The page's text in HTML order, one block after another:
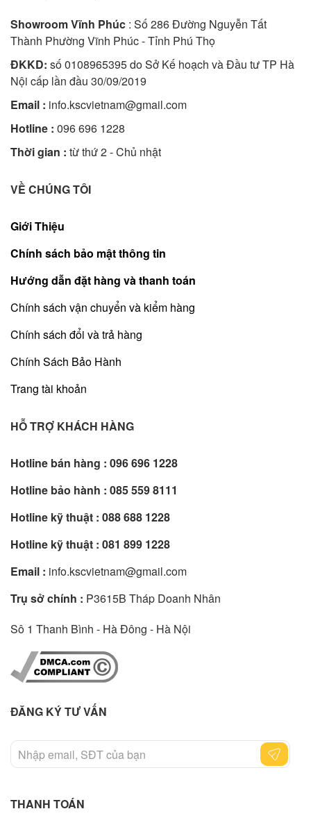
Showroom Vĩnh Phúc : Số 286 Đường Nguyễn Tất
Thành Phường Vĩnh Phúc - Tỉnh Phú Thọ
ĐKKD: số 0108965395 do Sở Kế hoạch và Đầu tư TP Hà
Nội cấp lần đầu 30/09/2019
Email : info.kscvietnam@gmail.com
Hotline : 096 696 1228
Thời gian : từ thứ 2 - Chủ nhật
VỀ CHÚNG TÔI
Giới Thiệu
Chính sách bảo mật thông tin
Hướng dẫn đặt hàng và thanh toán
Chính sách vận chuyển và kiểm hàng
Chính sách đổi và trả hàng
Chính Sách Bảo Hành
Trang tài khoản
HỖ TRỢ KHÁCH HÀNG
Hotline bán hàng : 096 696 1228
Hotline bảo hành : 085 559 8111
Hotline kỹ thuật : 088 688 1228
Hotline kỹ thuật : 081 899 1228
Email : info.kscvietnam@gmail.com
Trụ sở chính : P3615B Tháp Doanh Nhân
Sô 1 Thanh Bình - Hà Đông - Hà Nội
ĐĂNG KÝ TƯ VẤN
THANH TOÁN